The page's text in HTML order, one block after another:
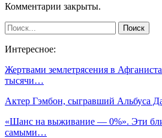
Комментарии закрыты.
Интересное:
Жертвами землетрясения в
тысячи…
Актер Гэмбон, сыгравший Альбуса
«Шанс на выживание — 0%». Эти
самыми…